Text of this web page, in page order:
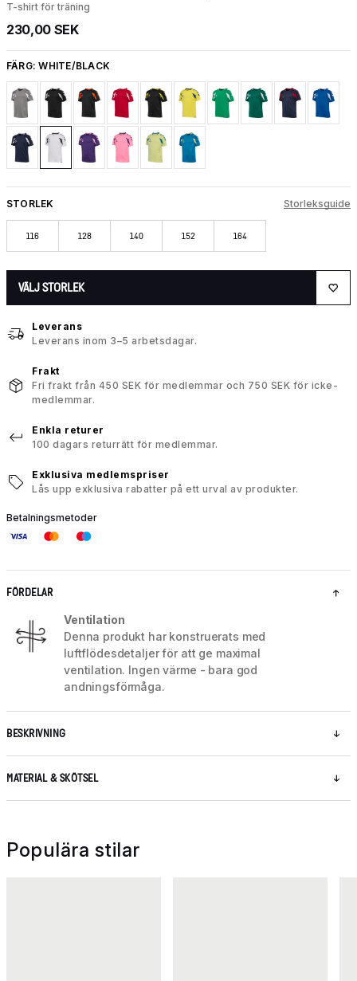
T-shirt för träning
230,00 SEK
FÄRG:WHITE/BLACK
STORLEK Storleksguide
116 128 140 152 164
VÄLJ STORLEK
Leverans
Leverans inom 3–5 arbetsdagar.
Frakt
Fri frakt från 450 SEK för medlemmar och 750 SEK för icke-
medlemmar.
Enkla returer
100 dagars returrätt för medlemmar.
Exklusiva medlemspriser
Lås upp exklusiva rabatter på ett urval av produkter.
Betalningsmetoder
FÖRDELAR
Ventilation
Denna produkt har konstruerats med
luftflödesdetaljer för att ge maximal
ventilation. Ingen värme - bara god
andningsförmåga.
BESKRIVNING
MATERIAL & SKÖTSEL
Populära stilar